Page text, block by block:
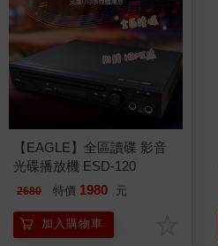
【EAGLE】全區讀碟 影音
光碟播放機 ESD-120
2680 特價 1980 元
加入購物車